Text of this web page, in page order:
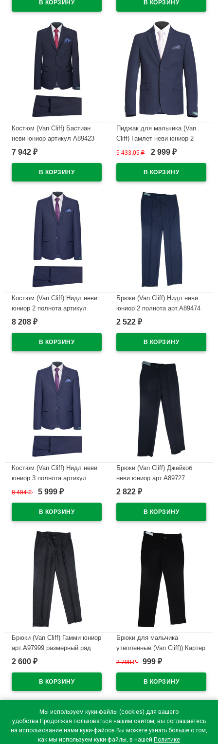
Мы используем куки-файлы (cookies) для вашего
удобства.Продолжая пользоваться нашим сайтом, вы соглашаетесь
на использование нами куки-файлов.Вы можете узнать больше о том,
как мы используем куки-файлы, в нашей Политике
Костюм (Van Cliff) Бастиан
неви юниор артикул А89423
размер 32/128-42/170 цвет
7 942 ₽
Пиджак для мальчика (Van
Cliff) Гамлет неви юниор 2
полнота арт.А89785 размер
5 433,05₽ 2 999 ₽
Костюм (Van Cliff) Нидл неви
юниор 2 полнота артикул
А89380 размер 38/146-44/164
8 208 ₽
Брюки (Van Cliff) Нидл неви
юниор 2 полнота арт.А89474
размерный ряд 30/128-42/170
2 522 ₽
Костюм (Van Cliff) Нидл неви
юниор 3 полнота артикул
А89381 размер 38/146-46/170
8 484₽ 5 999 ₽
Брюки (Van Cliff) Джейкоб
неви юниор арт.А89727
размерный ряд 30/128-42/170
2 822 ₽
Брюки (Van Cliff) Гамми юниор
арт.А97999 размерный ряд
30/128-44/176 цвет серый
2 600 ₽
Брюки для мальчика
утепленные (Van Cliff)) Картер
блэк юниор арт.А90508
2 798₽ 999 ₽
2
→